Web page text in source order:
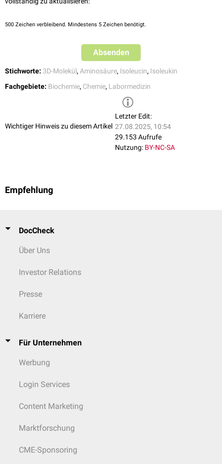
Kinder ab 7 Jahren und Erwachsene: bis 100 µmol/g Kreatinin
500 Zeichen verbleibend. Mindestens 5 Zeichen benötigt.
Absenden
Stichworte: 3D-Molekül, Aminosäure, Isoleucin, Isoleukin
Fachgebiete: Biochemie, Chemie, Labormedizin
Wichtiger Hinweis zu diesem Artikel
Letzter Edit:
27.08.2025, 10:54
29.153 Aufrufe
Nutzung: BY-NC-SA
Empfehlung
DocCheck
Über Uns
Investor Relations
Presse
Karriere
Für Unternehmen
Werbung
Login Services
Content Marketing
Marktforschung
CME-Sponsoring